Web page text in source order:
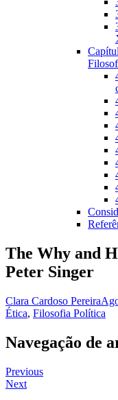
The Why and
Peter Singer
Clara Cardoso Pereira
Ética, Filosofia Política
Navegação de
Previous
Next